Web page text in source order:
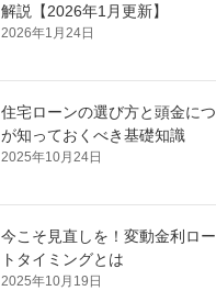
解説【2026年1月更新】
2026年1月24日
住宅ローンの選び方と頭金に
が知っておくべき基礎知識
2025年10月24日
今こそ見直しを！変動金利ロ
トタイミングとは
2025年10月19日